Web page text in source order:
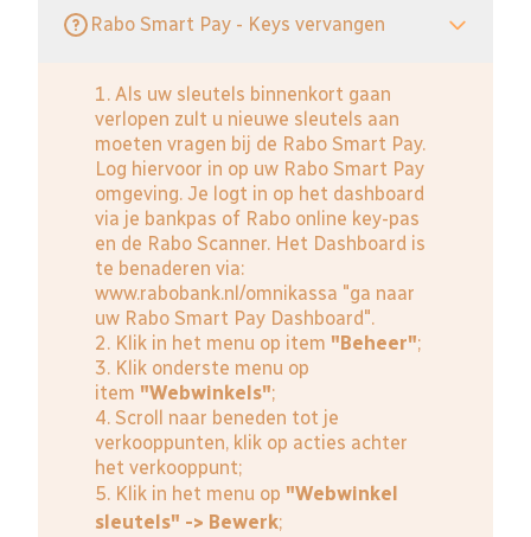
Rabo Smart Pay - Keys vervangen
1. Als uw sleutels binnenkort gaan
verlopen zult u nieuwe sleutels aan
moeten vragen bij de Rabo Smart Pay.
Log hiervoor in op uw Rabo Smart Pay
omgeving. Je logt in op het dashboard
via je bankpas of Rabo online key-pas
en de Rabo Scanner. Het Dashboard is
te benaderen via:
www.rabobank.nl/omnikassa "ga naar
uw Rabo Smart Pay Dashboard".
2. Klik in het menu op item "Beheer";
3. Klik onderste menu op
item "Webwinkels";
4. Scroll naar beneden tot je
verkooppunten, klik op acties achter
het verkooppunt;
5. Klik in het menu op "Webwinkel
sleutels" -> Bewerk;